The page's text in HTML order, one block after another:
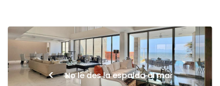
< No le des la espalda al mar